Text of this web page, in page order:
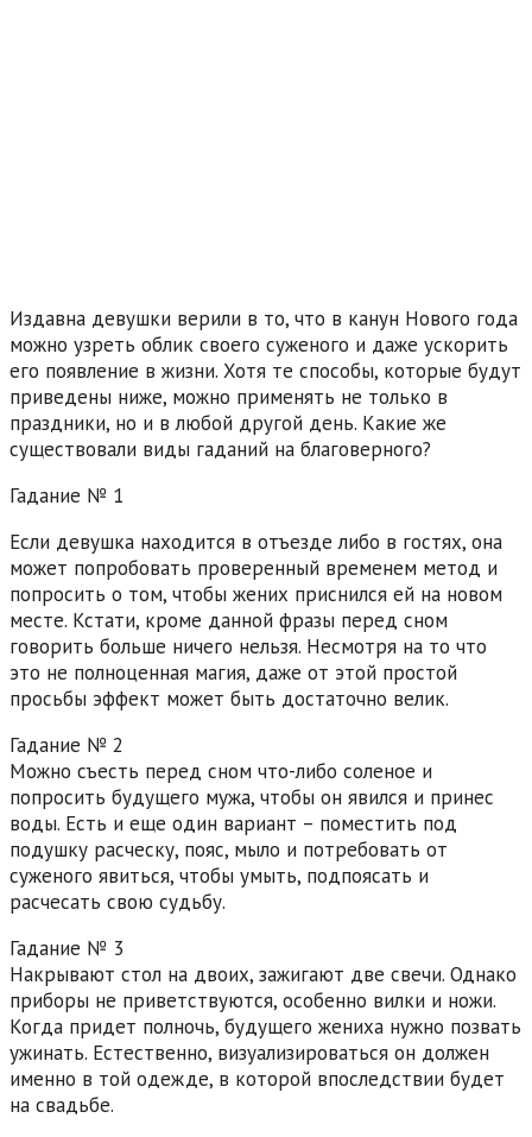
Издавна девушки верили в то, что в канун Нового года
можно узреть облик своего суженого и даже ускорить
его появление в жизни. Хотя те способы, которые будут
приведены ниже, можно применять не только в
праздники, но и в любой другой день. Какие же
существовали виды гаданий на благоверного?
Гадание № 1
Если девушка находится в отъезде либо в гостях, она
может попробовать проверенный временем метод и
попросить о том, чтобы жених приснился ей на новом
месте. Кстати, кроме данной фразы перед сном
говорить больше ничего нельзя. Несмотря на то что
это не полноценная магия, даже от этой простой
просьбы эффект может быть достаточно велик.
Гадание № 2
Можно съесть перед сном что-либо соленое и
попросить будущего мужа, чтобы он явился и принес
воды. Есть и еще один вариант – поместить под
подушку расческу, пояс, мыло и потребовать от
суженого явиться, чтобы умыть, подпоясать и
расчесать свою судьбу.
Гадание № 3
Накрывают стол на двоих, зажигают две свечи. Однако
приборы не приветствуются, особенно вилки и ножи.
Когда придет полночь, будущего жениха нужно позвать
ужинать. Естественно, визуализироваться он должен
именно в той одежде, в которой впоследствии будет
на свадьбе.